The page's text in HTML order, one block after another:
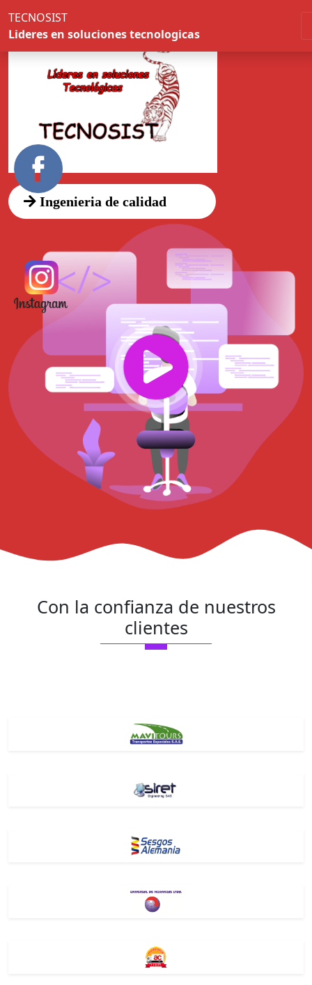
TECNOSIST
Lideres en soluciones tecnologicas
Ingenieria de calidad
Con la confianza de nuestros
clientes